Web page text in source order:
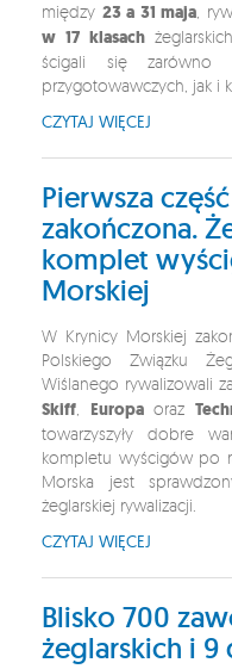
między 23 a 31 maja,
w 17 klasach
ścigali się zarówno
przygotowawczych, jak i
CZYTAJ WIĘCEJ
Pierwsza
zakończona.
komplet
Morskiej
W Krynicy Morskiej
Polskiego Związku
Wiślanego rywalizowali
Skiff, Europaoraz
towarzyszyły dobre
kompletu wyścigów po
Morska jest
żeglarskiej rywalizacji.
CZYTAJ WIĘCEJ
Blisko 700
żeglarskich i